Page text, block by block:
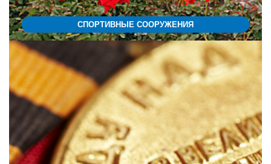
СПОРТИВНЫЕ СООРУЖЕНИЯ